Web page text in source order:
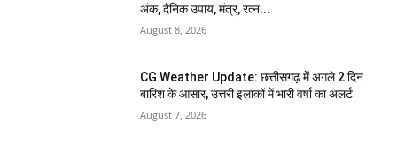
अंक, दैनिक उपाय, मंत्र, रत्न...
August 8, 2026
CG Weather Update: छत्तीसगढ़ में अगले 2 दिन
बारिश के आसार, उत्तरी इलाकों में भारी वर्षा का अलर्ट
August 7, 2026